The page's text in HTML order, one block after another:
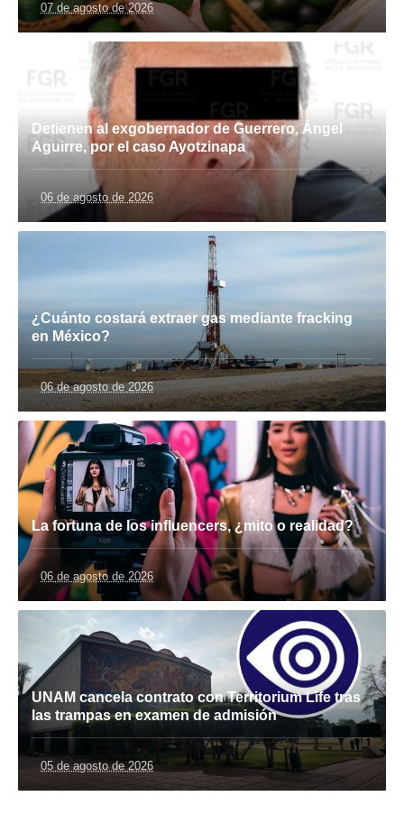
07 de agosto de 2026
Detienen al exgobernador de Guerrero, Ángel
Aguirre, por el caso Ayotzinapa
06 de agosto de 2026
¿Cuánto costará extraer gas mediante fracking
en México?
06 de agosto de 2026
La fortuna de los influencers, ¿mito o realidad?
06 de agosto de 2026
UNAM cancela contrato con Territorium Life tras
las trampas en examen de admisión
05 de agosto de 2026